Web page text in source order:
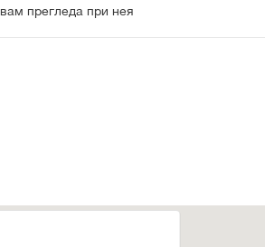
прегледа при нея